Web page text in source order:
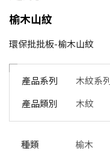
榆木山紋
環保批批板-榆木山紋
產品系列 木紋系列
產品類別 木紋
種類 榆木